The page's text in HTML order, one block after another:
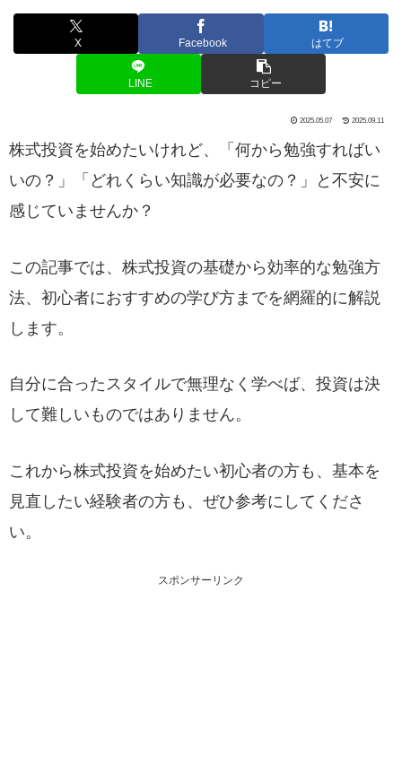
X Facebook はてブ
LINE コピー
2025.05.07 2025.09.11
株式投資を始めたいけれど、「何から勉強すればい
いの？」「どれくらい知識が必要なの？」と不安に
感じていませんか？
この記事では、株式投資の基礎から効率的な勉強方
法、初心者におすすめの学び方までを網羅的に解説
します。
自分に合ったスタイルで無理なく学べば、投資は決
して難しいものではありません。
これから株式投資を始めたい初心者の方も、基本を
見直したい経験者の方も、ぜひ参考にしてくださ
い。
スポンサーリンク